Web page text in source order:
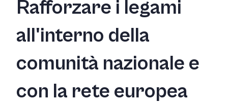
Rafforzare i legami
all'interno della
comunità nazionale e
con la rete europea